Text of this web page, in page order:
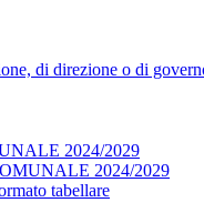
di direzione o di
2024/2029
2024/2029
tabellare